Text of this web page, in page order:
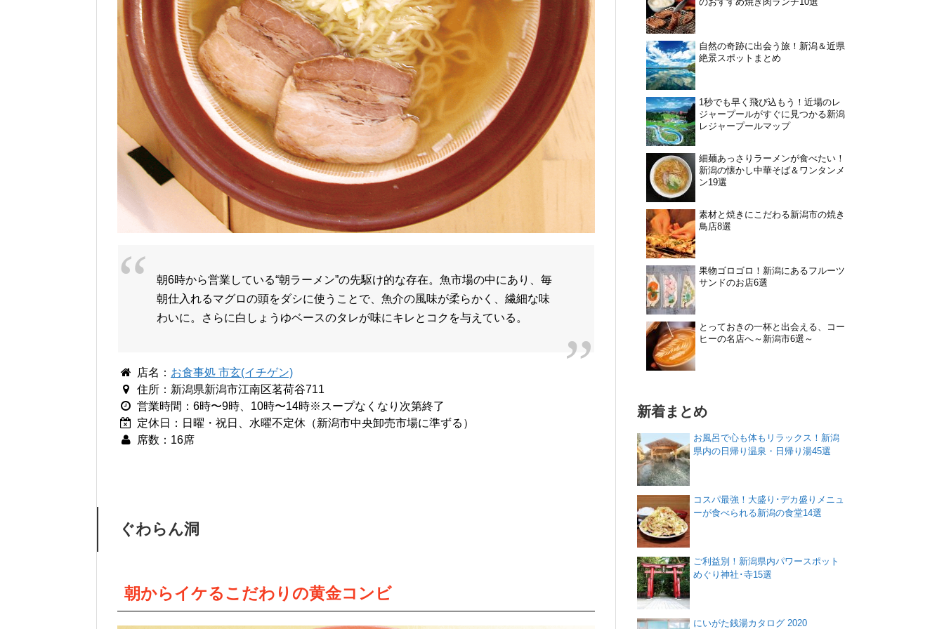
朝6時から営業している“朝ラーメン”の先駆け的な存在。魚市場の中にあり、毎
朝仕入れるマグロの頭をダシに使うことで、魚介の風味が柔らかく、繊細な味
わいに。さらに白しょうゆベースのタレが味にキレとコクを与えている。
店名： お食事処 市玄(イチゲン)
住所：新潟県新潟市江南区茗荷谷711
営業時間：6時〜9時、10時〜14時※スープなくなり次第終了
定休日：日曜・祝日、水曜不定休（新潟市中央卸売市場に準ずる）
席数：16席
ぐわらん洞
朝からイケるこだわりの黄金コンビ
自然の奇跡に出会う旅！新潟＆近県
絶景スポットまとめ
1秒でも早く飛び込もう！近場のレ
ジャープールがすぐに見つかる新潟
レジャープールマップ
細麺あっさりラーメンが食べたい！
新潟の懐かし中華そば＆ワンタンメ
ン19選
素材と焼きにこだわる新潟市の焼き
鳥店8選
果物ゴロゴロ！新潟にあるフルーツ
サンドのお店6選
とっておきの一杯と出会える、コー
ヒーの名店へ～新潟市6選～
新着まとめ
お風呂で心も体もリラックス！新潟
県内の日帰り温泉・日帰り湯45選
コスパ最強！大盛り･デカ盛りメニュ
ーが食べられる新潟の食堂14選
ご利益別！新潟県内パワースポット
めぐり神社･寺15選
にいがた銭湯カタログ 2020